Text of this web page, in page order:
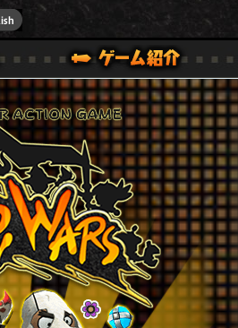
Youtube
ズ)公式サイト [ XBOX 360,XBOX ONE VER.]
ト | HAPPY WARS(ハッピーウォーズ)公式サイ